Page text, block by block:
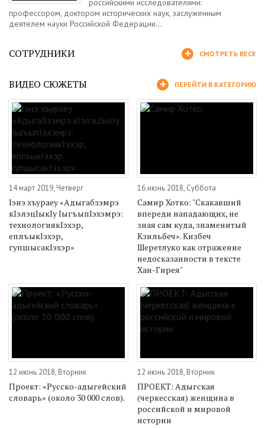
российскими исследователями:
профессором, доктором исторических наук, заслуженным
деятелем науки Российской Федерации...
СОТРУДНИКИ СМОТРЕТЬ ВЕСЕ
ВИДЕО СЮЖЕТЫ ПЕРЕЙТИ В КАТЕГОРИЮ
14 март 2019, Четверг
Iэнэ хъураеу «Адыгабзэмрэ
кIэлэцIыкIу IыгъыпIэхэмрэ:
технологиякIэхэр,
еплъыкIэхэр,
гупшысакIэхэр»
16 июнь 2018, Суббота
Самир Хотко: "Скакавший
впереди нападающих, не
зная сам куда, знаменитый
Кзильбеч». Кизбеч
Шеретлуко как отражение
недосказанности в тексте
Хан-Гирея"
12 июнь 2018, Вторник
Проект: «Русско-адыгейский
словарь» (около 30 000 слов).
12 июнь 2018, Вторник
ПРОЕКТ: Адыгская
(черкесская) женщина в
российской и мировой
истории